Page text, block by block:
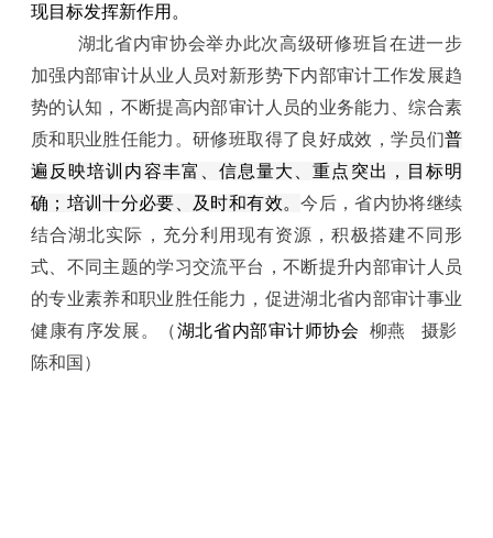
现目标发挥新作用。
湖北省内审协会举办此次高级研修班旨在进一步
加强内部审计从业人员对新形势下内部审计工作发展趋
势的认知，不断提高内部审计人员的业务能力、综合素
质和职业胜任能力。研修班取得了良好成效，学员们普
遍反映培训内容丰富、信息量大、重点突出，目标明
确；培训十分必要、及时和有效。今后，省内协将继续
结合湖北实际，充分利用现有资源，积极搭建不同形
式、不同主题的学习交流平台，不断提升内部审计人员
的专业素养和职业胜任能力，促进湖北省内部审计事业
健康有序发展。
（湖北省内部审计师协会 柳燕 摄影
陈和国）